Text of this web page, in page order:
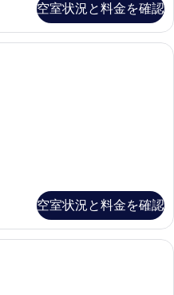
空室状況と料金を確認
シグネチャー ダブルルーム | ミニバ
空室状況と料金を確認
エグゼクティブ スイート | ミニバー